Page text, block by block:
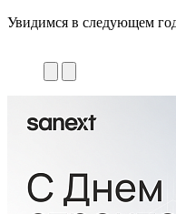
Увидимся в следующем